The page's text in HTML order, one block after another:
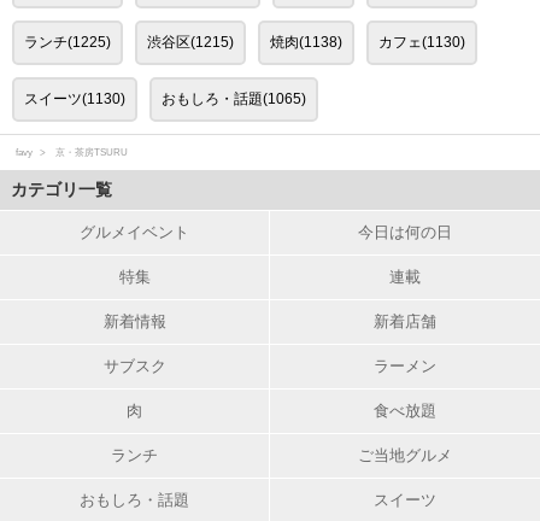
ランチ(1225) 渋谷区(1215) 焼肉(1138) カフェ(1130)
スイーツ(1130) おもしろ・話題(1065)
favy 京・茶房TSURU
カテゴリ一覧
グルメイベント 今日は何の日
特集 連載
新着情報 新着店舗
サブスク ラーメン
肉 食べ放題
ランチ ご当地グルメ
おもしろ・話題 スイーツ